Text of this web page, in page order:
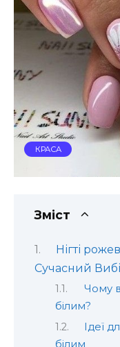
КРАСА
Зміст
Нігті
Сучасний
Чому
білим?
Ідеї
білим